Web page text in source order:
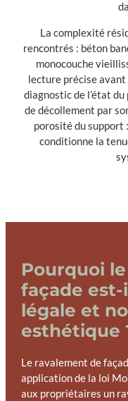
La complexité
rencontrés : béton
monocouche
lecture précise
diagnostic de l’état
de décollement par
porosité du support
conditionne la
Pourquoi
façade
légale et
esthétique
Le ravalement de
application de la loi
aux propriétaires un